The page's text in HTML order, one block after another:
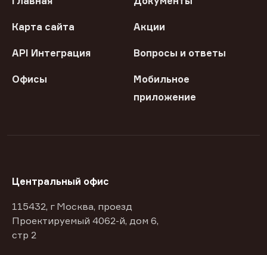
Карта сайта Акции
API Интеграция Вопросы и ответы
Офисы
Мобильное
приложение
Центральный офис
115432, г Москва, проезд
Проектируемый 4062-й, дом 6,
стр 2